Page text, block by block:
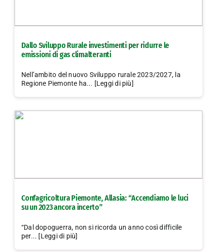
Dallo Sviluppo Rurale investimenti per ridurre le
emissioni di gas climalteranti
Nell’ambito del nuovo Sviluppo rurale 2023/2027, la
Regione Piemonte ha... [Leggi di più]
Confagricoltura Piemonte, Allasia: “Accendiamo le luci
su un 2023 ancora incerto”
“Dal dopoguerra, non si ricorda un anno così difficile
per... [Leggi di più]